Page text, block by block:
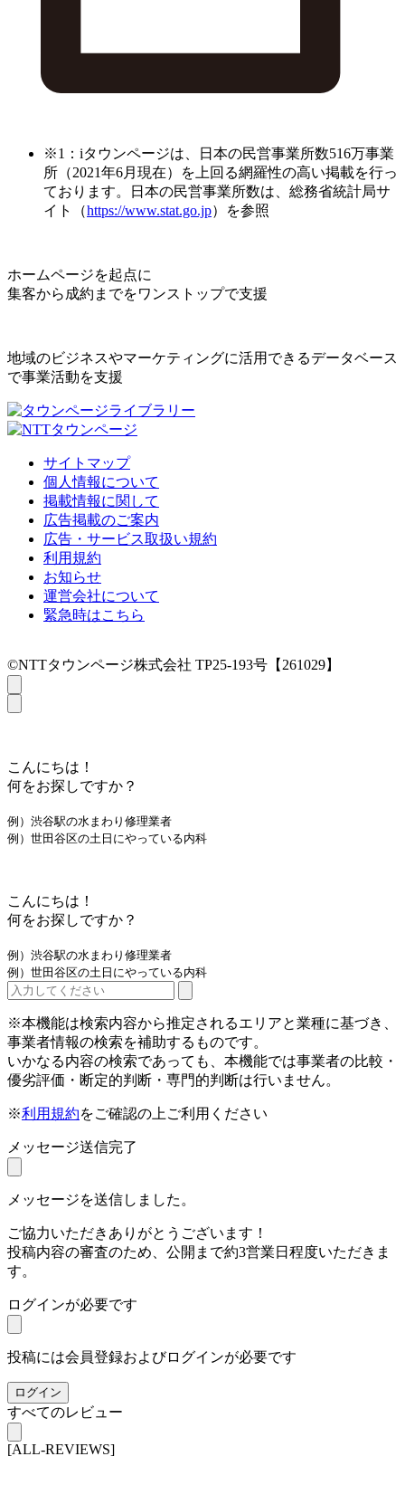
※1：iタウンページは、日本の民営事業所数516万事業
所（2021年6月現在）を上回る網羅性の高い掲載を行っ
ております。日本の民営事業所数は、総務省統計局サ
イト（https://www.stat.go.jp）を参照
ホームページを起点に
集客から成約までをワンストップで支援
地域のビジネスやマーケティングに活用できるデータベース
で事業活動を支援
サイトマップ
個人情報について
掲載情報に関して
広告掲載のご案内
広告・サービス取扱い規約
利用規約
お知らせ
運営会社について
緊急時はこちら
©NTTタウンページ株式会社 TP25-193号【261029】
こんにちは！
何をお探しですか？
例）渋谷駅の水まわり修理業者
例）世田谷区の土日にやっている内科
こんにちは！
何をお探しですか？
例）渋谷駅の水まわり修理業者
例）世田谷区の土日にやっている内科
※本機能は検索内容から推定されるエリアと業種に基づき、
事業者情報の検索を補助するものです。
いかなる内容の検索であっても、本機能では事業者の比較・
優劣評価・断定的判断・専門的判断は行いません。
※利用規約をご確認の上ご利用ください
メッセージ送信完了
メッセージを送信しました。
ご協力いただきありがとうございます！
投稿内容の審査のため、公開まで約3営業日程度いただきま
す。
ログインが必要です
投稿には会員登録およびログインが必要です
ログイン
すべてのレビュー
[ALL-REVIEWS]